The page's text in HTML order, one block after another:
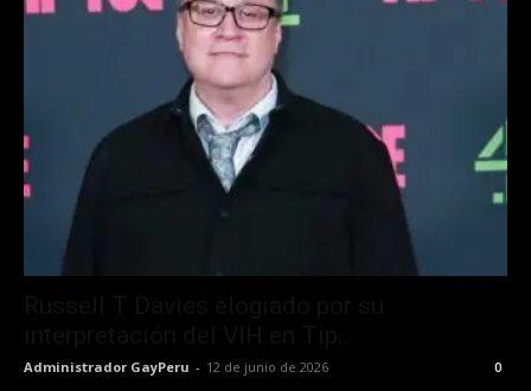
Administrador GayPeru - 12 de junio de 2026 0